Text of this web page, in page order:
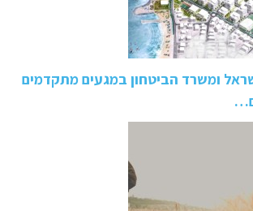
ומשרד הביטחון במגעים מתקדמים